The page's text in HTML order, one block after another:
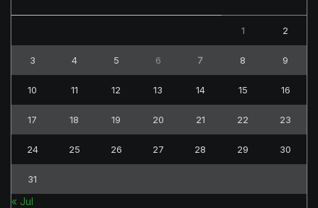
1 2
3 4 5 6 7 8 9
10 11 12 13 14 15 16
17 18 19 20 21 22 23
24 25 26 27 28 29 30
31
« Jul